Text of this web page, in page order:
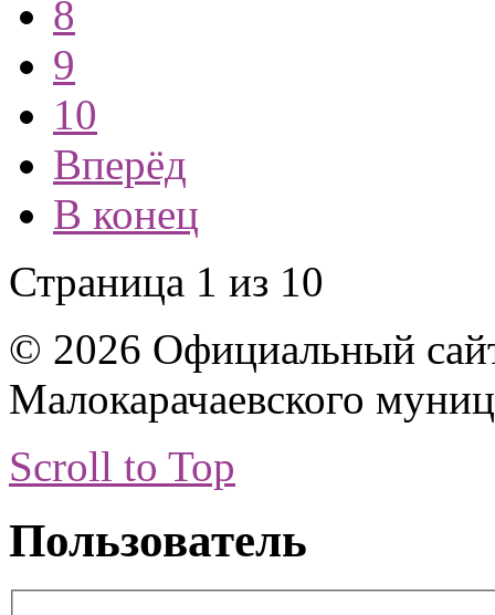
8
9
10
Вперёд
В конец
Страница 1 из 10
© 2026 Официальный
Малокарачаевского
Scroll to Top
Пользователь